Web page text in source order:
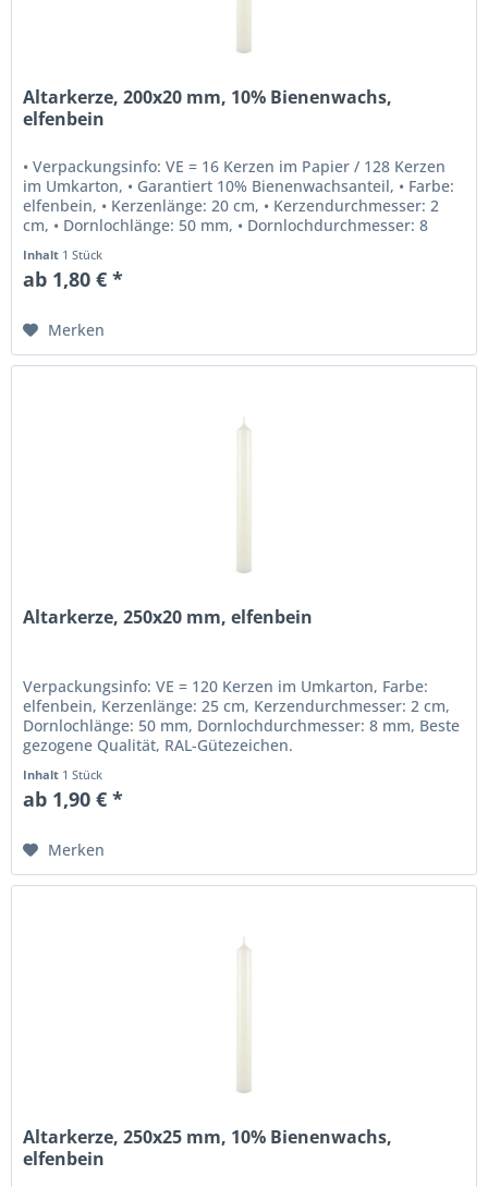
Altarkerze, 200x20 mm, 10% Bienenwachs,
elfenbein
• Verpackungsinfo: VE = 16 Kerzen im Papier / 128 Kerzen
im Umkarton, • Garantiert 10% Bienenwachsanteil, • Farbe:
elfenbein, • Kerzenlänge: 20 cm, • Kerzendurchmesser: 2
cm, • Dornlochlänge: 50 mm, • Dornlochdurchmesser: 8
Inhalt 1 Stück
ab 1,80 € *
Merken
Altarkerze, 250x20 mm, elfenbein
Verpackungsinfo: VE = 120 Kerzen im Umkarton, Farbe:
elfenbein, Kerzenlänge: 25 cm, Kerzendurchmesser: 2 cm,
Dornlochlänge: 50 mm, Dornlochdurchmesser: 8 mm, Beste
gezogene Qualität, RAL-Gütezeichen.
Inhalt 1 Stück
ab 1,90 € *
Merken
Altarkerze, 250x25 mm, 10% Bienenwachs,
elfenbein